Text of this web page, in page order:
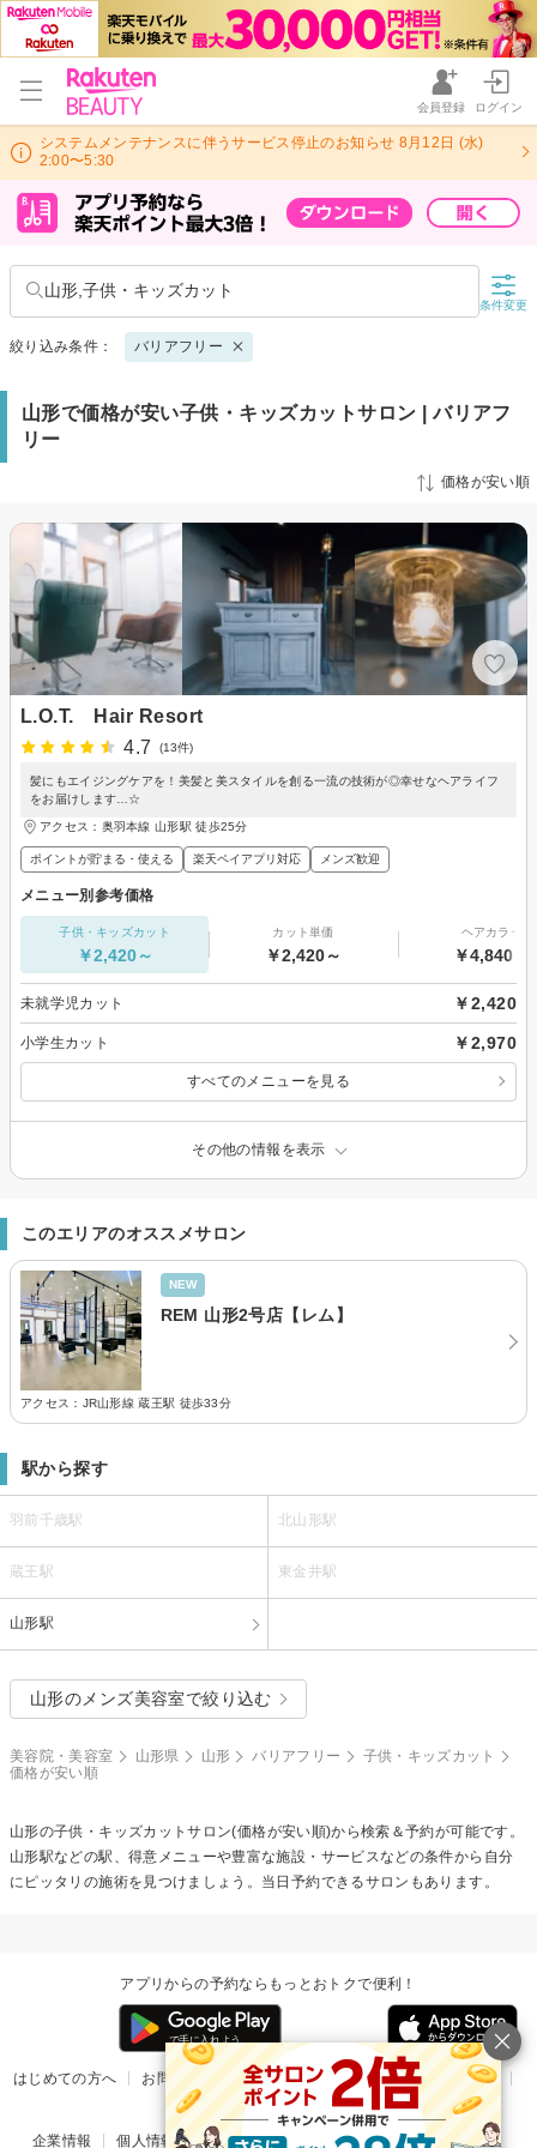
会員登録 ログイン
システムメンテナンスに伴うサービス停止のお知らせ 8月12日 (水)
2:00〜5:30
山形,子供・キッズカット
条件変更
絞り込み条件： バリアフリー
山形で価格が安い子供・キッズカットサロン | バリアフ
リー
価格が安い順
L.O.T. Hair Resort
4.7
(13件)
髪にもエイジングケアを！美髪と美スタイルを創る一流の技術が◎幸せなヘアライフ
をお届けします…☆
アクセス：奥羽本線 山形駅 徒歩25分
ポイントが貯まる・使える 楽天ペイアプリ対応 メンズ歓迎
メニュー別参考価格
子供・キッズカット
￥2,420～
カット単価
￥2,420～
ヘアカラー
￥4,840～
未就学児カット ￥2,420
小学生カット ￥2,970
すべてのメニューを見る
その他の情報を表示
このエリアのオススメサロン
NEW
REM 山形2号店【レム】
アクセス：JR山形線 蔵王駅 徒歩33分
駅から探す
羽前千歳駅 北山形駅
蔵王駅 東金井駅
山形駅
山形のメンズ美容室で絞り込む
美容院・美容室 山形県 山形 バリアフリー
子供・キッズカット
価格が安い順
山形の子供・キッズカットサロン(価格が安い順)から検索＆予約が可能です。
山形駅などの駅、得意メニューや豊富な施設・サービスなどの条件から自分
にピッタリの施術を見つけましょう。当日予約できるサロンもあります。
アプリからの予約ならもっとおトクで便利！
はじめての方へ お問い合わせ ヘルプ リリース情報
利用規約
掲載ご希望のサロン様
企業情報 個人情報保護方針 楽天のサービス一覧 アプリ一覧